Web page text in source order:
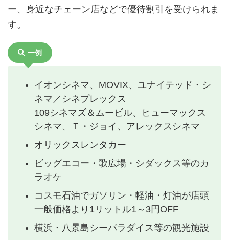
ー、身近なチェーン店などで優待割引を受けられま
す。
一例
イオンシネマ、MOVIX、ユナイテッド・シ
ネマ／シネプレックス
109シネマズ＆ムービル、ヒューマックス
シネマ、Ｔ・ジョイ、アレックスシネマ
オリックスレンタカー
ビッグエコー・歌広場・シダックス等のカ
ラオケ
コスモ石油でガソリン・軽油・灯油が店頭
一般価格より1リットル1～3円OFF
横浜・八景島シーパラダイス等の観光施設